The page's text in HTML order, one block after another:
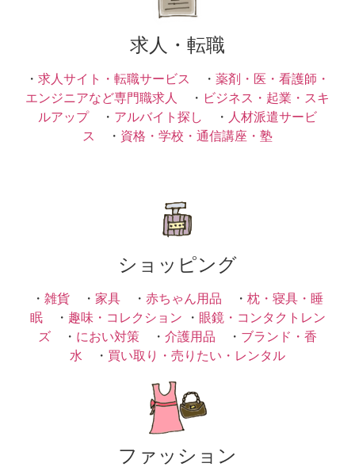
求人・転職
・ 求人サイト・転職サービス ・ 薬剤・医・看護師・
エンジニアなど専門職求人
・ ビジネス・起業・スキ
ルアップ・ アルバイト探し ・ 人材派遣サービ
ス ・ 資格・学校・通信講座・塾
ショッピング
・ 雑貨 ・ 家具 ・ 赤ちゃん用品 ・ 枕・寝具・睡
眠・ 趣味・コレクション ・ 眼鏡・コンタクトレン
ズ ・ におい対策 ・ 介護用品 ・ ブランド・香
水 ・ 買い取り・売りたい・レンタル
ファッション